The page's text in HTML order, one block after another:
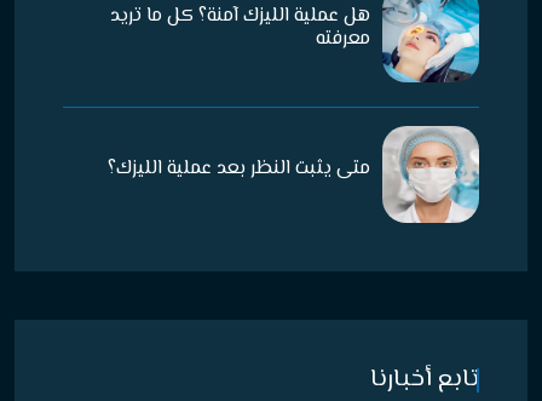
هل عملية الليزك آمنة؟ كل ما تريد
معرفته
متى يثبت النظر بعد عملية الليزك؟
تابع أخبارنا